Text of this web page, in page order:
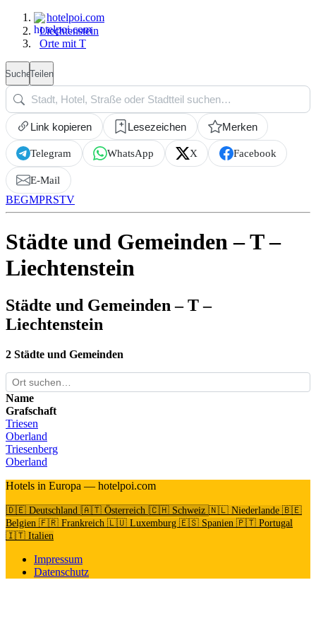
hotelpoi.com
Liechtenstein
Orte mit T
SucheTeilen
Link kopieren Lesezeichen Merken
Telegram WhatsApp X Facebook
E-Mail
BEGMPRSTV
Städte und Gemeinden – T –
Liechtenstein
Städte und Gemeinden – T –
Liechtenstein
2 Städte und Gemeinden
Name
Grafschaft
Triesen
Oberland
Triesenberg
Oberland
Hotels in Europa — hotelpoi.com
🇩🇪 Deutschland 🇦🇹 Österreich 🇨🇭 Schweiz 🇳🇱 Niederlande 🇧🇪
Belgien 🇫🇷 Frankreich 🇱🇺 Luxemburg 🇪🇸 Spanien 🇵🇹 Portugal
🇮🇹 Italien
Impressum
Datenschutz